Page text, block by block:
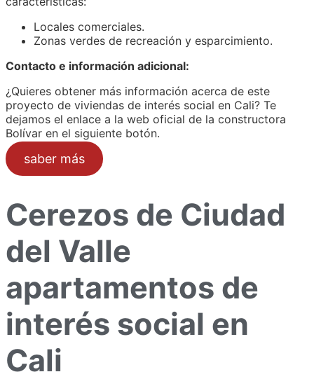
Locales comerciales.
Zonas verdes de recreación y esparcimiento.
Contacto e información adicional:
¿Quieres obtener más información acerca de este
proyecto de viviendas de interés social en Cali? Te
dejamos el enlace a la web oficial de la constructora
Bolívar en el siguiente botón.
saber más
Cerezos de Ciudad
del Valle
apartamentos de
interés social en
Cali